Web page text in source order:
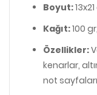
Boyut:
Kağıt:100
Özellikler:
kenarlar,
not